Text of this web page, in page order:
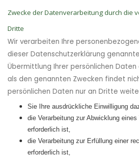
Zwecke der Datenverarbeitung durch die
Dritte
Wir verarbeiten Ihre
dieser Datenschutzerklärung
Übermittlung Ihrer persönlichen
als den genannten Zwecken findet
persönlichen Daten nur an Dritte
Sie Ihre ausdrückliche Einwilligung
die Verarbeitung zur Abwicklung
erforderlich ist,
die Verarbeitung zur Erfüllung einer
erforderlich ist,